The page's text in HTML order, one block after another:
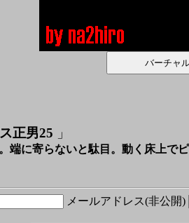
正男25 」
端に寄らないと駄目。動く床上で
メールアドレス(非公開)